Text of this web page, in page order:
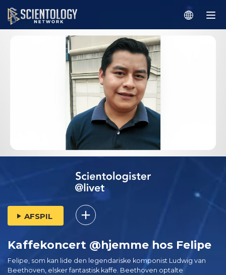
AFSPIL
Kaffekoncert @hjemme hos Felipe
Felipe, som kan lide den legendariske komponist Ludwig van
Beethoven, elsker fantastisk kaffe. Beethoven optalte